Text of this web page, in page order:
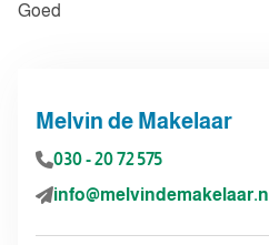
Goed
Melvin de Makelaar
030 - 20 72 575
info@melvindemakelaar.nl